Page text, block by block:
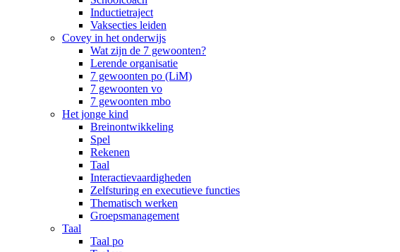
Inductietraject
Vaksecties leiden
Covey in het onderwijs
Wat zijn de 7 gewoonten?
Lerende organisatie
7 gewoonten po (LiM)
7 gewoonten vo
7 gewoonten mbo
Het jonge kind
Breinontwikkeling
Spel
Rekenen
Taal
Interactievaardigheden
Zelfsturing en executieve functies
Thematisch werken
Groepsmanagement
Taal
Taal po